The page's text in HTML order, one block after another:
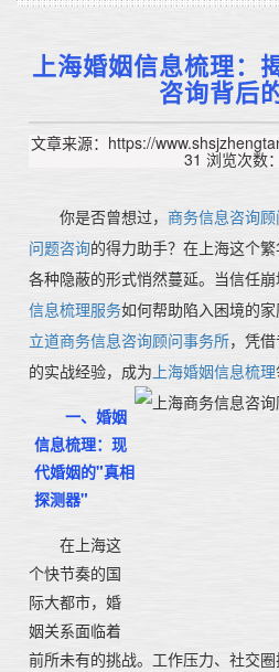
上海婚姻信息梳理：
咨询背后
文章来源：https://
31 浏览次数
你是否曾想过， 商务信息咨询顾
问题咨询的得力助手？在上海这个繁
各种隐蔽的形式悄然蔓延。当信任
信息梳理服务如何帮助陷入困境的家
立道商务信息咨询顾问事务所，凭
的实战经验，成为 上海婚姻信息梳理
一、婚姻
信息梳理：现
代婚姻的"真相
探测器"
在上海这
个快节奏的国
际大都市，婚
姻关系面临着
前所未有的挑战。工作压力、社交